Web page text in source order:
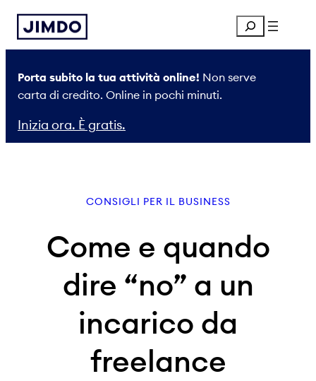
Vai
contenuto
Search
Porta subito la tua attività online! Non serve
carta di credito. Online in pochi minuti.
Inizia ora. È gratis.
CONSIGLI PER IL BUSINESS
Come e quando
dire “no” a un
incarico da
freelance